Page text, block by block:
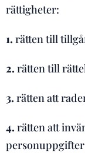
rättigheter:
1. rätten till
2. rätten till
3. rätten att
4. rätten att